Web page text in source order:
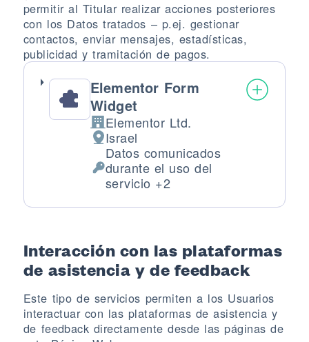
permitir al Titular realizar acciones posteriores
con los Datos tratados – p.ej. gestionar
contactos, enviar mensajes, estadísticas,
publicidad y tramitación de pagos.
Elementor Form
Widget
Empresa:
Elementor Ltd.
Lugar de tratamiento:
Israel
Datos Personales tratados:
Datos comunicados
durante el uso del
servicio +2
Interacción con las plataformas
de asistencia y de feedback
Este tipo de servicios permiten a los Usuarios
interactuar con las plataformas de asistencia y
de feedback directamente desde las páginas de